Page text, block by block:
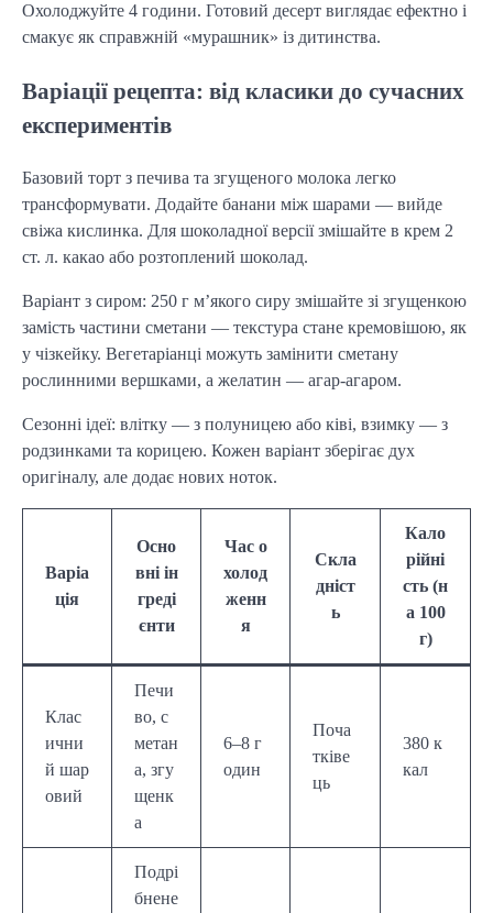
Охолоджуйте 4 години. Готовий десерт виглядає ефектно і
смакує як справжній «мурашник» із дитинства.
Варіації рецепта: від класики до сучасних
експериментів
Базовий торт з печива та згущеного молока легко
трансформувати. Додайте банани між шарами — вийде
свіжа кислинка. Для шоколадної версії змішайте в крем 2
ст. л. какао або розтоплений шоколад.
Варіант з сиром: 250 г м’якого сиру змішайте зі згущенкою
замість частини сметани — текстура стане кремовішою, як
у чізкейку. Вегетаріанці можуть замінити сметану
рослинними вершками, а желатин — агар-агаром.
Сезонні ідеї: влітку — з полуницею або ківі, взимку — з
родзинками та корицею. Кожен варіант зберігає дух
оригіналу, але додає нових ноток.
Варіа
ція
Осно
вні ін
греді
єнти
Час о
холод
женн
я
Скла
дніст
ь
Кало
рійні
сть (н
а 100
г)
Клас
ични
й шар
овий
Печи
во, с
метан
а, згу
щенк
а
6–8 г
один
Поча
тківе
ць
380 к
кал
Подрі
бнене